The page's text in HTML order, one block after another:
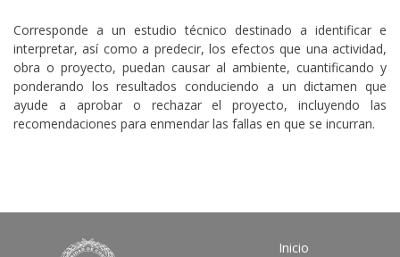
Corresponde a un estudio técnico destinado a identificar e
interpretar, así como a predecir, los efectos que una actividad,
obra o proyecto, puedan causar al ambiente, cuantificando y
ponderando los resultados conduciendo a un dictamen que
ayude a aprobar o rechazar el proyecto, incluyendo las
recomendaciones para enmendar las fallas en que se incurran.
Inicio